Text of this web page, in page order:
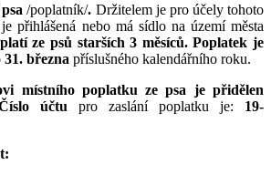
psa/poplatník/. Držitelem je pro účely tohoto
přihlášená nebo má sídlo na území města
ze psů starších 3 měsíců. Poplatek je
března příslušného kalendářního roku.
místního poplatku ze psa je přidělen
účtu pro zaslání poplatku je: 19-